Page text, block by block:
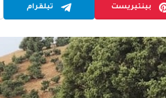
بينتيريست تيلقرام